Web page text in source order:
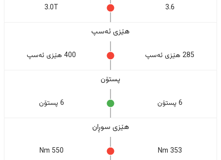
3.6
3.0T
هێزی ئەسپ
285 هێزی ئەسپ 400 هێزی ئەسپ
پستۆن
6 پستۆن 6 پستۆن
هێزی سوڕان
353 Nm
550 Nm